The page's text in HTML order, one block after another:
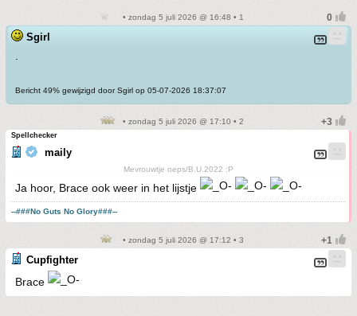
• zondag 5 juli 2026 @ 16:48 • 1
Sgirl
Bericht 49% gewijzigd door Sgirl op 05-07-2026 18:37:07
• zondag 5 juli 2026 @ 17:10 • 2
Spellchecker
maily
Mevrouwtje oeps/B.U.2022 :P
Ja hoor, Brace ook weer in het lijstje
--###No Guts No Glory###--
• zondag 5 juli 2026 @ 17:12 • 3
Cupfighter
Brace